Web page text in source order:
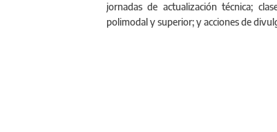
jornadas de actualización técnica;
polimodal y superior; y acciones de